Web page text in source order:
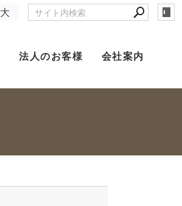
大
法人のお客様 会社案内